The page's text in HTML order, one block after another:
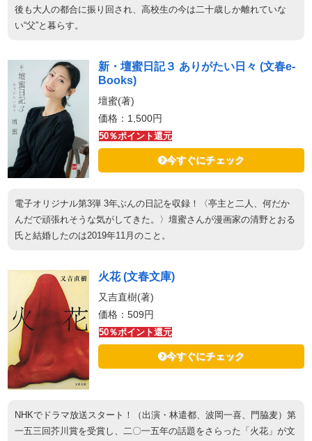
後も大人の都合に振り回され、高校生の今は二十歳しか離れていな
い“父”と暮らす。
新・壇蜜日記３ ありがたい日々 (文春e-
Books)
壇蜜(著)
価格：1,500円
50％ポイント還元
今すぐにチェック
電子オリジナル第3弾 3年ぶんの日記を収録！〈亭主と二人、何だか
んだで頑張れそうな気がしてきた。〉壇蜜さんが漫画家の清野とおる
氏と結婚したのは2019年11月のこと。
火花 (文春文庫)
又吉直樹(著)
価格：509円
50％ポイント還元
今すぐにチェック
NHKでドラマ放送スタート！（出演・林遣都、波岡一喜、門脇麦）第
一五三回芥川賞を受賞し、二〇一五年の話題をさらった「火花」が文